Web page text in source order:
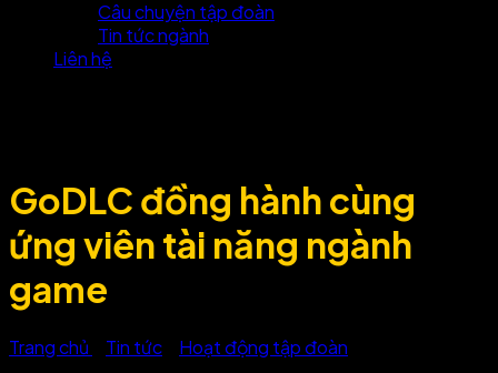
Câu chuyện tập đoàn
Tin tức ngành
Liên hệ
GoDLC đồng hành cùng
ứng viên tài năng ngành
game
Trang chủ Tin tức Hoạt động tập đoàn